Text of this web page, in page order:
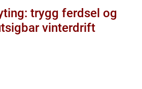
trygg ferdsel og
vinterdrift